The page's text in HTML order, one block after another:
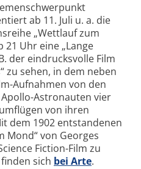
ab 11. Juli u. a. die
„Wettlauf zum
21 Uhr eine „Lange
der eindrucksvolle Film
zu sehen, in dem neben
Aufnahmen von den
Astronauten vier
von ihren
dem 1902 entstandenen
Mond“ von Georges
Fiction-Film zu
sich bei Arte.